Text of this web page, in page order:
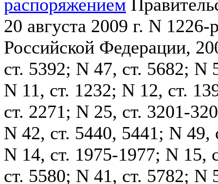
распоряжением
20 августа 2009 г. N 1226-
Российской Федерации,
ст. 5392; N 47, ст. 5682; N
N 11, ст. 1232; N 12, ст.
ст. 2271; N 25, ст. 3201-
N 42, ст. 5440, 5441; N 49,
N 14, ст. 1975-1977; N 15,
ст. 5580; N 41, ст. 5782; N